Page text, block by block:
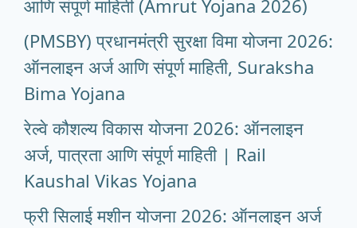
आणि संपूर्ण माहिती (Amrut Yojana 2026)
(PMSBY) प्रधानमंत्री सुरक्षा विमा योजना 2026:
ऑनलाइन अर्ज आणि संपूर्ण माहिती, Suraksha
Bima Yojana
रेल्वे कौशल्य विकास योजना 2026: ऑनलाइन
अर्ज, पात्रता आणि संपूर्ण माहिती | Rail
Kaushal Vikas Yojana
फ्री सिलाई मशीन योजना 2026: ऑनलाइन अर्ज